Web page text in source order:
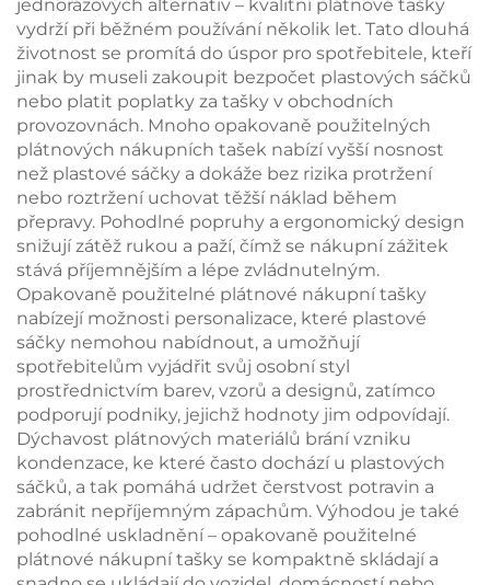
jednorázových alternativ – kvalitní plátnové tašky
vydrží při běžném používání několik let. Tato dlouhá
životnost se promítá do úspor pro spotřebitele, kteří
jinak by museli zakoupit bezpočet plastových sáčků
nebo platit poplatky za tašky v obchodních
provozovnách. Mnoho opakovaně použitelných
plátnových nákupních tašek nabízí vyšší nosnost
než plastové sáčky a dokáže bez rizika protržení
nebo roztržení uchovat těžší náklad během
přepravy. Pohodlné popruhy a ergonomický design
snižují zátěž rukou a paží, čímž se nákupní zážitek
stává příjemnějším a lépe zvládnutelným.
Opakovaně použitelné plátnové nákupní tašky
nabízejí možnosti personalizace, které plastové
sáčky nemohou nabídnout, a umožňují
spotřebitelům vyjádřit svůj osobní styl
prostřednictvím barev, vzorů a designů, zatímco
podporují podniky, jejichž hodnoty jim odpovídají.
Dýchavost plátnových materiálů brání vzniku
kondenzace, ke které často dochází u plastových
sáčků, a tak pomáhá udržet čerstvost potravin a
zabránit nepříjemným zápachům. Výhodou je také
pohodlné uskladnění – opakovaně použitelné
plátnové nákupní tašky se kompaktně skládají a